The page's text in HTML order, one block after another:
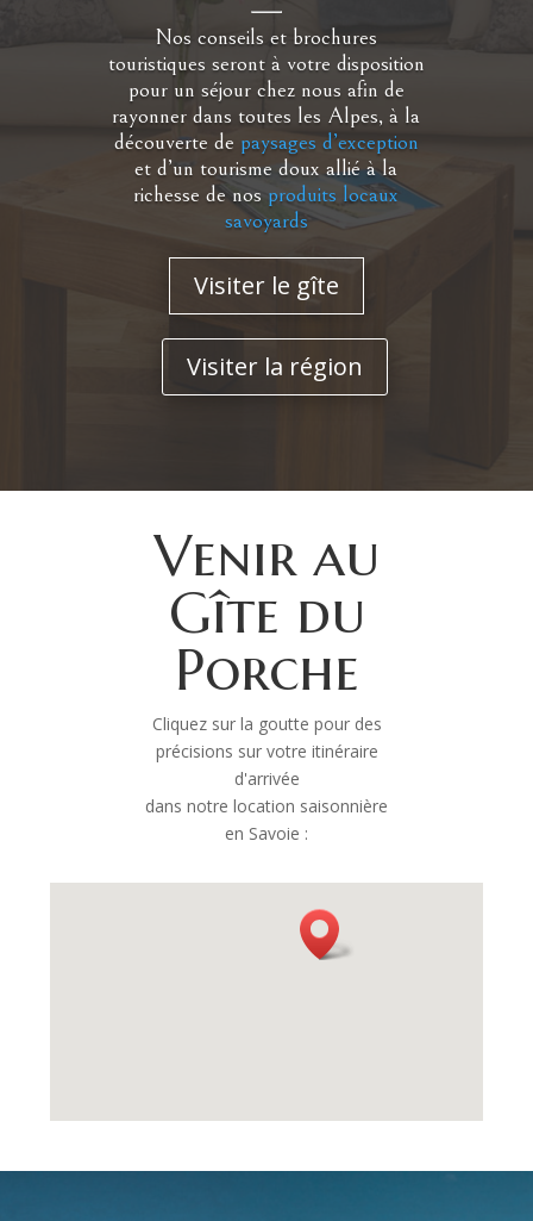
Nos conseils et brochures
touristiques seront à votre disposition
pour un séjour chez nous afin de
rayonner dans toutes les Alpes, à la
découverte de paysages d’exception
et d’un tourisme doux allié à la
richesse de nos produits locaux
savoyards
Visiter le gîte
Visiter la région
Venir au
Gîte du
Porche
Cliquez sur la goutte pour des
précisions sur votre itinéraire
d'arrivée
dans notre location saisonnière
en Savoie :